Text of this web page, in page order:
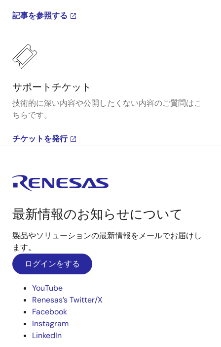
記事を参照する
サポートチケット
技術的に深い内容や公開したくない内容のご質問はこ
ちらです。
チケットを発行
最新情報のお知らせについて
製品やソリューションの最新情報をメールでお届けし
ます。
ログインをする
YouTube
Renesas’s Twitter/X
Facebook
Instagram
LinkedIn